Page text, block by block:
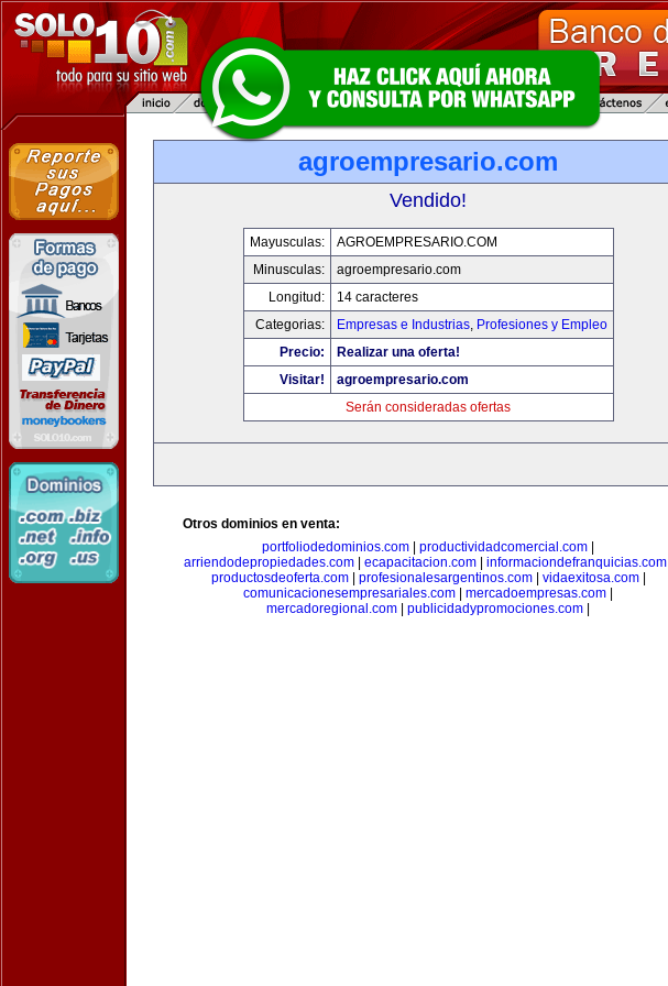
agroempresario.com
Vendido!
Mayusculas:
AGROEMPRESARIO.COM
Minusculas:
agroempresario.com
Longitud:
14 caracteres
Categorias:
Empresas e Industrias, Profesiones y Empleo
Precio:
Realizar una oferta!
Visitar!
agroempresario.com
Serán consideradas ofertas
Otros dominios en venta:
portfoliodedominios.com
productividadcomercial.com
arriendodepropiedades.com| ecapacitacion.com| informaciondefranquicias.com|
productosdeoferta.com| profesionalesargentinos.com| vidaexitosa.com|
comunicacionesempresariales.com
mercadoempresas.com
mercadoregional.com
publicidadypromociones.com